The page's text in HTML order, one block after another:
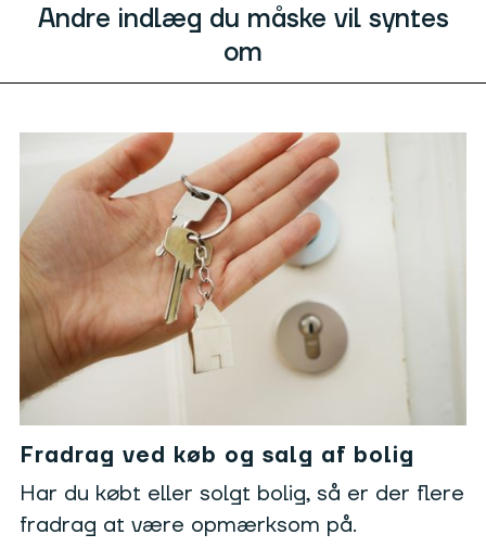
Andre indlæg du måske vil syntes
om
Fradrag ved køb og salg af bolig
Har du købt eller solgt bolig, så er der flere
fradrag at være opmærksom på.